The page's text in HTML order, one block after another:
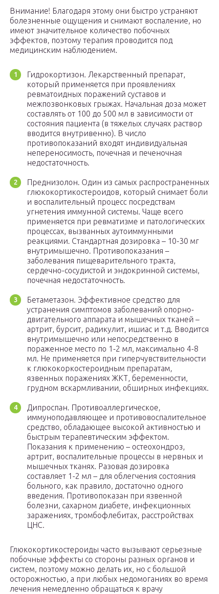
Внимание! Благодаря этому они быстро устраняют
болезненные ощущения и снимают воспаление, но
имеют значительное количество побочных
эффектов, поэтому терапия проводится под
медицинским наблюдением.
Гидрокортизон. Лекарственный препарат,
который применяется при проявлениях
ревматоидных поражений суставов и
межпозвонковых грыжах. Начальная доза может
составлять от 100 до 500 мл в зависимости от
состояния пациента (в тяжелых случаях раствор
вводится внутривенно). В число
противопоказаний входят индивидуальная
непереносимость, почечная и печеночная
недостаточность.
Преднизолон. Один из самых распространенных
глюкокортикостероидов, который снимает боли
и воспалительный процесс посредствам
угнетения иммунной системы. Чаще всего
применяется при ревматизме и патологических
процессах, вызванных аутоиммунными
реакциями. Стандартная дозировка – 10-30 мг
внутримышечно. Противопоказания –
заболевания пищеварительного тракта,
сердечно-сосудистой и эндокринной системы,
почечная недостаточность.
Бетаметазон. Эффективное средство для
устранения симптомов заболеваний опорно-
двигательного аппарата и мышечных тканей –
артрит, бурсит, радикулит, ишиас и т.д. Вводится
внутримышечно или непосредственно в
пораженное место по 1-2 мл, максимально 4-8
мл. Не применяется при гиперчувствительности
к глюкокоркостероидным препаратам,
язвенных поражениях ЖКТ, беременности,
грудном вскармливании, обширных инфекциях.
Дипроспан. Противоаллергическое,
иммуноподавляющее и противовоспалительное
средство, обладающее высокой активностью и
быстрым терапевтическим эффектом.
Показания к применению – остеохондроз,
артрит, воспалительные процессы в нервных и
мышечных тканях. Разовая дозировка
составляет 1-2 мл – для облегчения состояния
больного, как правило, достаточно одного
введения. Противопоказан при язвенной
болезни, сахарном диабете, инфекционных
заражениях, тромбофлебитах, расстройствах
ЦНС.
Глюкокортикостероиды часто вызывают серьезные
побочные эффекты со стороны разных органов и
систем, поэтому можно делать их, но с большой
осторожностью, а при любых недомоганиях во время
лечения немедленно обращаться к врачу